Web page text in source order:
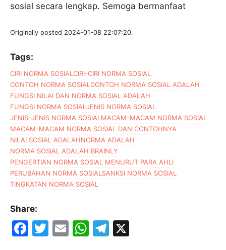
sosial secara lengkap. Semoga bermanfaat
Originally posted 2024-01-08 22:07:20.
Tags:
CIRI NORMA SOSIALCIRI-CIRI NORMA SOSIAL
CONTOH NORMA SOSIALCONTOH NORMA SOSIAL ADALAH
FUNGSI NILAI DAN NORMA SOSIAL ADALAH
FUNGSI NORMA SOSIALJENIS NORMA SOSIAL
JENIS-JENIS NORMA SOSIALMACAM-MACAM NORMA SOSIAL
MACAM-MACAM NORMA SOSIAL DAN CONTOHNYA
NILAI SOSIAL ADALAHNORMA ADALAH
NORMA SOSIAL ADALAH BRAINLY
PENGERTIAN NORMA SOSIAL MENURUT PARA AHLI
PERUBAHAN NORMA SOSIALSANKSI NORMA SOSIAL
TINGKATAN NORMA SOSIAL
Share:
F
T
E
W T